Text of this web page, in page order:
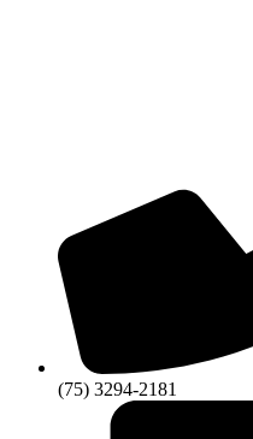
(75) 3294-2181